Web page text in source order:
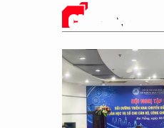
CHUYỂN ĐỔI SỐ